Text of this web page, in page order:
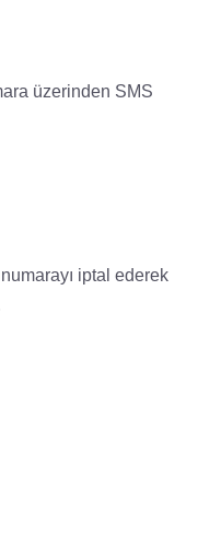
üzerinden SMS
iptal ederek